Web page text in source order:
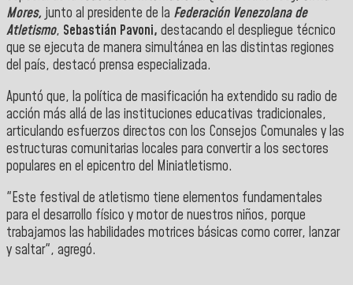
Mores,junto al presidente de la Federación Venezolana de
Atletismo, Sebastián Pavoni, destacando el despliegue técnico
que se ejecuta de manera simultánea en las distintas regiones
del país, destacó prensa especializada.
Apuntó que, la política de masificación ha extendido su radio de
acción más allá de las instituciones educativas tradicionales,
articulando esfuerzos directos con los Consejos Comunales y las
estructuras comunitarias locales para convertir a los sectores
populares en el epicentro del Miniatletismo.
"Este festival de atletismo tiene elementos fundamentales
para el desarrollo físico y motor de nuestros niños, porque
trabajamos las habilidades motrices básicas como correr, lanzar
y saltar", agregó.